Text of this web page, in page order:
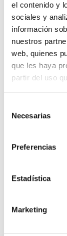
el contenido y
sociales y
información
nuestros
web, quienes
que les haya
partir del uso
Necesarias
Preferencias
Estadística
Marketing
Wave
Fluxes
Jet
Manual
Brazing